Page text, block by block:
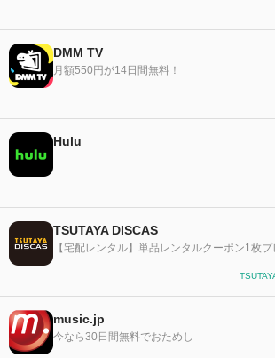
DMM TV
月額550円が14日間無料！
Hulu
TSUTAYA DISCAS
【宅配レンタル】単品レンタルクーポン1枚プ
music.jp
今なら30日間無料でおためし